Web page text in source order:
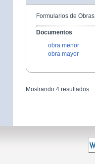
Formularios de Obras
Documentos
obra menor
obra mayor
Mostrando 4 resultados